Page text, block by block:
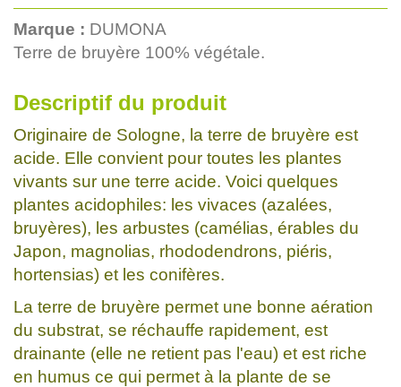
Marque : DUMONA
Terre de bruyère 100% végétale.
Descriptif du produit
Originaire de Sologne, la terre de bruyère est
acide. Elle convient pour toutes les plantes
vivants sur une terre acide. Voici quelques
plantes acidophiles: les vivaces (azalées,
bruyères), les arbustes (camélias, érables du
Japon, magnolias, rhododendrons, piéris,
hortensias) et les conifères.
La terre de bruyère permet une bonne aération
du substrat, se réchauffe rapidement, est
drainante (elle ne retient pas l'eau) et est riche
en humus ce qui permet à la plante de se